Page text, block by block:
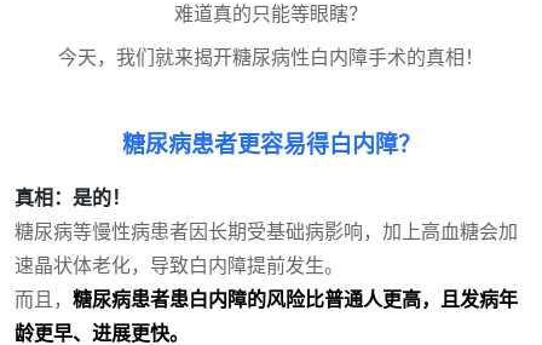
难道真的只能等眼瞎？
今天，我们就来揭开糖尿病性白内障手术的真相！
糖尿病患者更容易得白内障？
真相：是的！
糖尿病等慢性病患者因长期受基础病影响，加上高血糖会加
速晶状体老化，导致白内障提前发生。
而且， 糖尿病患者患白内障的风险比普通人更高，且发病年
龄更早、进展更快。